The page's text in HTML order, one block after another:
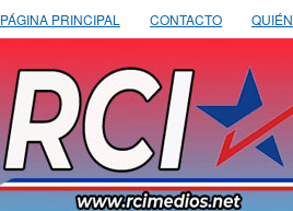
PÁGINA PRINCIPAL CONTACTO